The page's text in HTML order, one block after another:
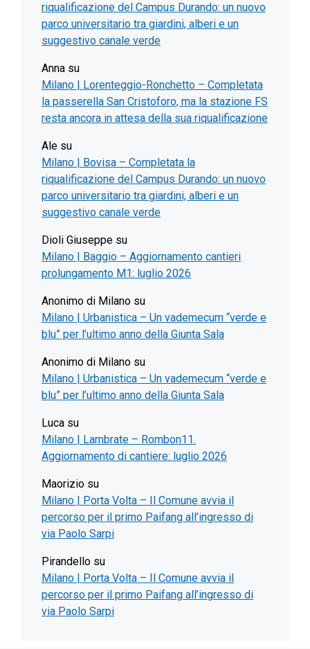
riqualificazione del Campus Durando: un nuovo
parco universitario tra giardini, alberi e un
suggestivo canale verde
Anna su
Milano | Lorenteggio-Ronchetto – Completata
la passerella San Cristoforo, ma la stazione FS
resta ancora in attesa della sua riqualificazione
Ale su
Milano | Bovisa – Completata la
riqualificazione del Campus Durando: un nuovo
parco universitario tra giardini, alberi e un
suggestivo canale verde
Dioli Giuseppe su
Milano | Baggio – Aggiornamento cantieri
prolungamento M1: luglio 2026
Anonimo di Milano su
Milano | Urbanistica – Un vademecum “verde e
blu” per l’ultimo anno della Giunta Sala
Anonimo di Milano su
Milano | Urbanistica – Un vademecum “verde e
blu” per l’ultimo anno della Giunta Sala
Luca su
Milano | Lambrate – Rombon11.
Aggiornamento di cantiere: luglio 2026
Maorizio su
Milano | Porta Volta – Il Comune avvia il
percorso per il primo Paifang all’ingresso di
via Paolo Sarpi
Pirandello su
Milano | Porta Volta – Il Comune avvia il
percorso per il primo Paifang all’ingresso di
via Paolo Sarpi